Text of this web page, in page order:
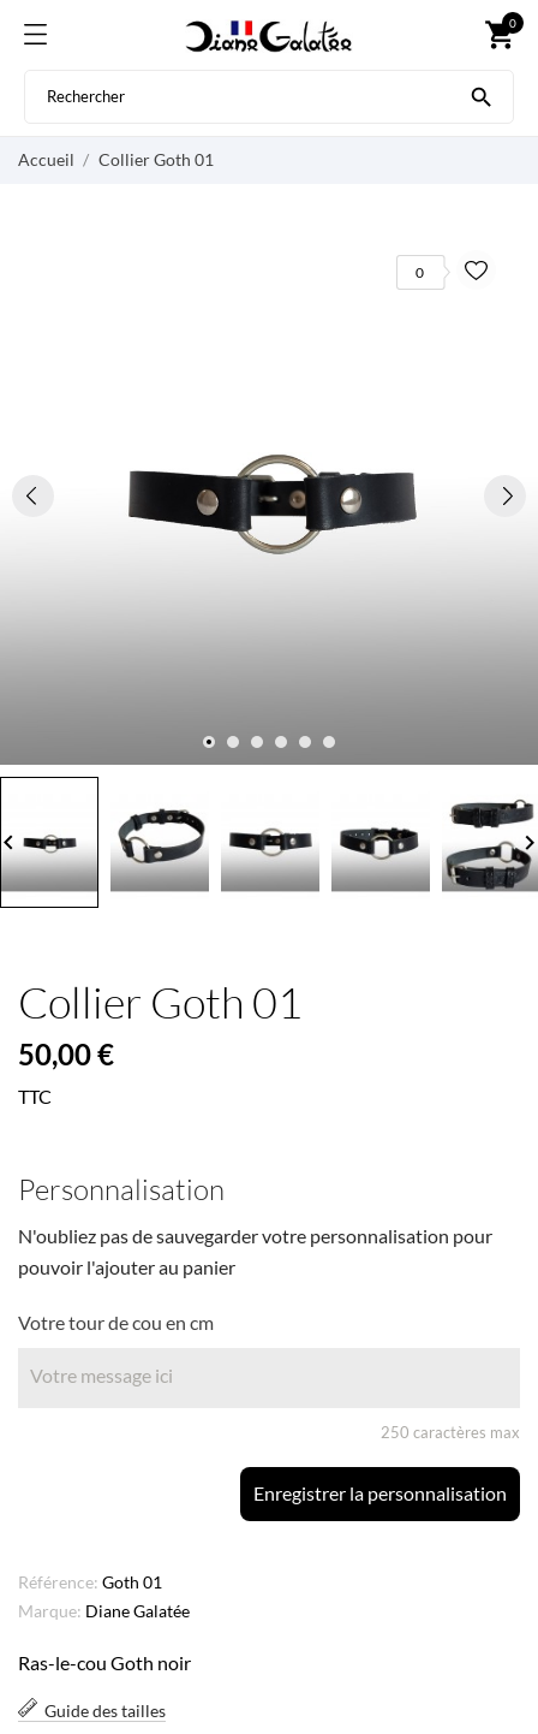
shopping_cart
0

Accueil Collier Goth 01
0
Collier Goth 01
50,00 €
TTC
Personnalisation
N'oubliez pas de sauvegarder votre personnalisation pour
pouvoir l'ajouter au panier
Votre tour de cou en cm
250 caractères max
Enregistrer la personnalisation
Référence: Goth 01
Marque: Diane Galatée
Ras-le-cou Goth noir
Guide des tailles